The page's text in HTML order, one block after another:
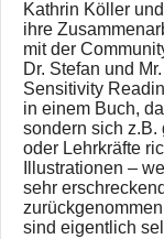
Kathrin Köller
ihre
mit der
Dr. Stefan und
Sensitivity
in einem Buch,
sondern sich
oder Lehrkräfte
Illustrationen –
sehr
sind eigentlich